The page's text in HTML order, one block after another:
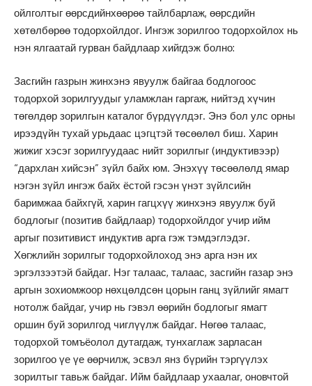
ойлголтыг өөрсдийнхөөрөө тайлбарлаж, өөрсдийн
хөтөлбөрөө тодорхойлдог. Ингэж зорилгоо тодорхойлох нь
нэн ялгаатай гурван байдлаар хийгдэж болно:
Засгийн газрын жинхэнэ явуулж байгаа бодлогоос
тодорхой зорилгуудыг уламжлан гаргаж, нийтэд хүчин
төгөлдөр зорилгын каталог бүрдүүлдэг. Энэ бол улс орны
ирээдүйн тухай урьдаас цэгцтэй төсөөлөл биш. Харин
жижиг хэсэг зорилгуудаас нийт зорилгыг (индуктивээр)
“дархлан хийсэн” зүйл байх юм. Энэхүү төсөөлөлд ямар
нэгэн зүйл ингэж байх ёстой гэсэн үнэт зүйлсийн
баримжаа байхгүй, харин гагцхүү жинхэнэ явуулж буй
бодлогыг (позитив байдлаар) тодорхойлдог учир ийм
аргыг позитивист индуктив арга гэж тэмдэглэдэг.
Хөгжлийн зорилгыг тодорхойлоход энэ арга нэн их
эргэлзээтэй байдаг. Нэг талаас, талаас, засгийн газар энэ
аргын зохиомжоор нөхцөлдсөн цорын ганц зүйлийг ямагт
нотолж байдаг, учир нь гэвэл өөрийн бодлогыг ямагт
оршин буй зорилгод чиглүүлж байдаг. Нөгөө талаас,
тодорхой томъёолол дутагдаж, тунхаглаж зарласан
зорилгоо үе үе өөрчилж, эсвэл янз бүрийн тэргүүлэх
зорилтыг тавьж байдаг. Ийм байдлаар ухаалаг, оновчтой